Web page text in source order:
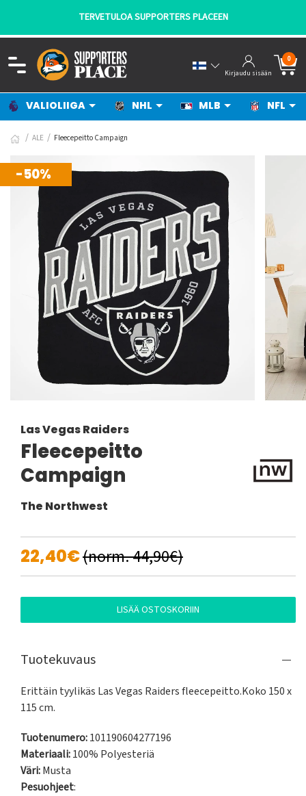
TERVETULOA SUPPORTERS PLACEEN
Kirjaudu sisään
0
VALIOLIIGA NHL MLB NFL
ALE Fleecepeitto Campaign
-50%
Las Vegas Raiders
Fleecepeitto
Campaign
The Northwest
22,40€(norm. 44,90€)
LISÄÄ OSTOSKORIIN
Tuotekuvaus
Erittäin tyylikäs Las Vegas Raiders fleecepeitto.Koko 150 x
115 cm.
Tuotenumero:101190604277196
Materiaali:100% Polyesteriä
Väri:Musta
Pesuohjeet: